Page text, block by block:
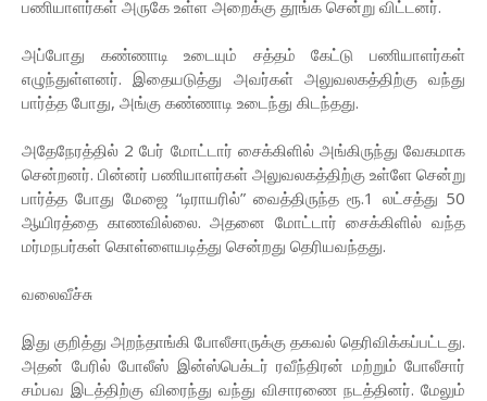
பணியாளர்கள் அருகே உள்ள அறைக்கு தூங்க சென்று விட்டனர்.
அப்போது கண்ணாடி உடையும் சத்தம் கேட்டு பணியாளர்கள்
எழுந்துள்ளனர். இதையடுத்து அவர்கள் அலுவலகத்திற்கு வந்து
பார்த்த போது, அங்கு கண்ணாடி உடைந்து கிடந்தது.
அதேநேரத்தில் 2 பேர் மோட்டார் சைக்கிளில் அங்கிருந்து வேகமாக
சென்றனர். பின்னர் பணியாளர்கள் அலுவலகத்திற்கு உள்ளே சென்று
பார்த்த போது மேஜை “டிராயரில்” வைத்திருந்த ரூ.1 லட்சத்து 50
ஆயிரத்தை காணவில்லை. அதனை மோட்டார் சைக்கிளில் வந்த
மர்மநபர்கள் கொள்ளையடித்து சென்றது தெரியவந்தது.
வலைவீச்சு
இது குறித்து அறந்தாங்கி போலீசாருக்கு தகவல் தெரிவிக்கப்பட்டது.
அதன் பேரில் போலீஸ் இன்ஸ்பெக்டர் ரவீந்திரன் மற்றும் போலீசார்
சம்பவ இடத்திற்கு விரைந்து வந்து விசாரணை நடத்தினர். மேலும்